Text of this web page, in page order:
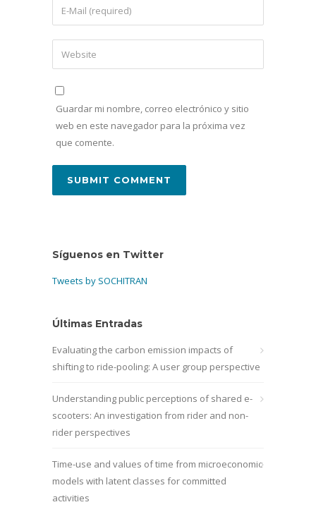
Guardar mi nombre, correo electrónico y sitio
web en este navegador para la próxima vez
que comente.
Síguenos en Twitter
Tweets by SOCHITRAN
Últimas Entradas
Evaluating the carbon emission impacts of
shifting to ride-pooling: A user group perspective
Understanding public perceptions of shared e-
scooters: An investigation from rider and non-
rider perspectives
Time-use and values of time from microeconomic
models with latent classes for committed
activities